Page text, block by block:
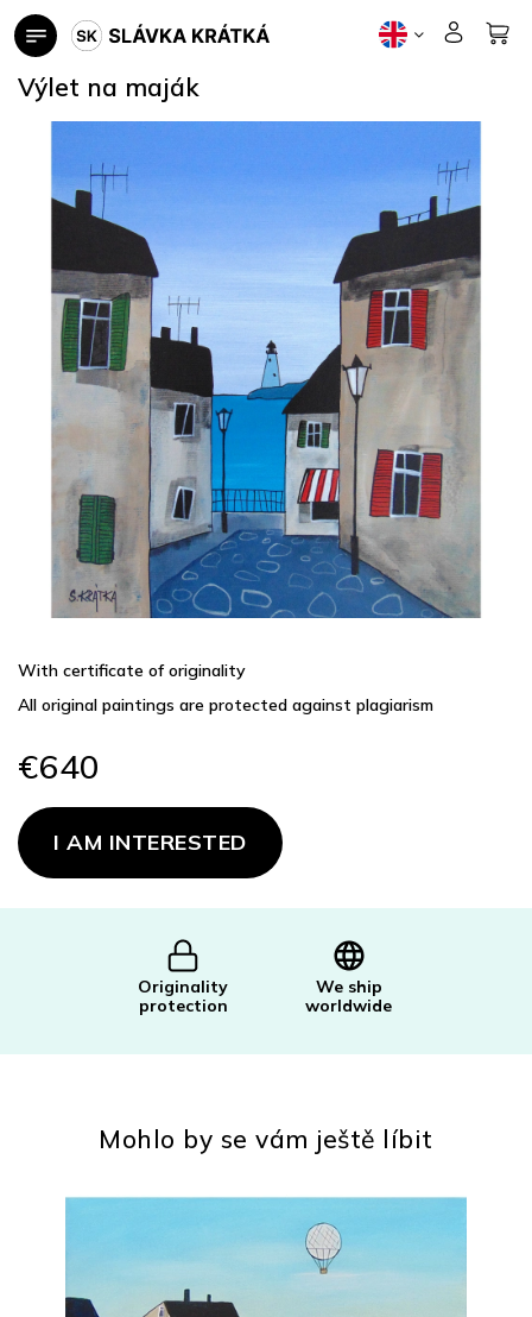
Skip
to
Výlet na maják
With certificate of originality
All original paintings are protected against plagiarism
€640
Measure
price:I AM INTERESTED
Mohlo by se vám ještě líbit
Originality
protection
We ship
worldwide